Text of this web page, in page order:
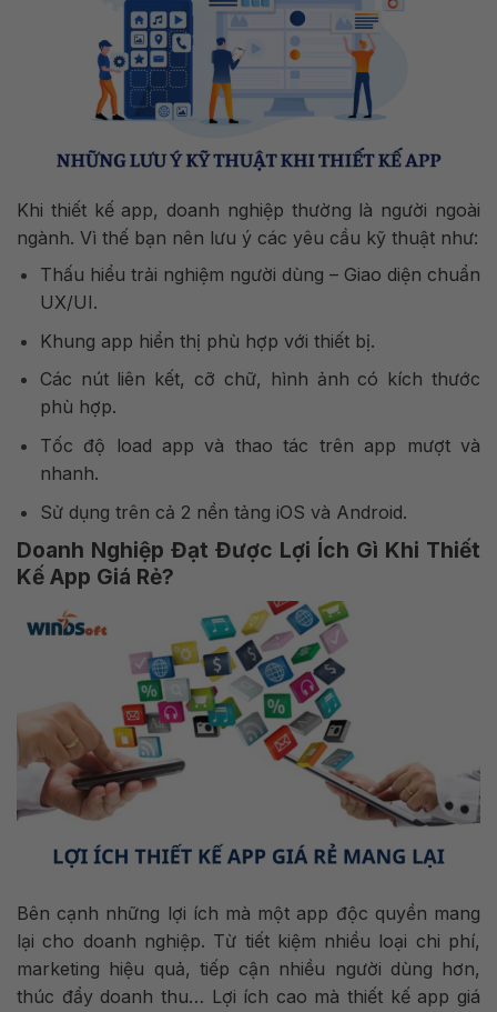
Khi thiết kế app, doanh nghiệp thường là người ngoài
ngành. Vì thế bạn nên lưu ý các yêu cầu kỹ thuật như:
Thấu hiểu trải nghiệm người dùng – Giao diện chuẩn
UX/UI.
Khung app hiển thị phù hợp với thiết bị.
Các nút liên kết, cỡ chữ, hình ảnh có kích thước
phù hợp.
Tốc độ load app và thao tác trên app mượt và
nhanh.
Sử dụng trên cả 2 nền tảng iOS và Android.
Doanh Nghiệp Đạt Được Lợi Ích Gì Khi Thiết
Kế App Giá Rẻ?
Bên cạnh những lợi ích mà một app độc quyền mang
lại cho doanh nghiệp. Từ tiết kiệm nhiều loại chi phí,
marketing hiệu quả, tiếp cận nhiều người dùng hơn,
thúc đẩy doanh thu… Lợi ích cao mà thiết kế app giá